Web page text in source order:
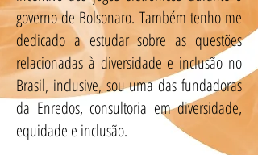
governo de Bolsonaro. Também tenho me
dedicado a estudar sobre as questões
relacionadas à diversidade e inclusão no
Brasil, inclusive, sou uma das fundadoras
da Enredos, consultoria em diversidade,
equidade e inclusão.